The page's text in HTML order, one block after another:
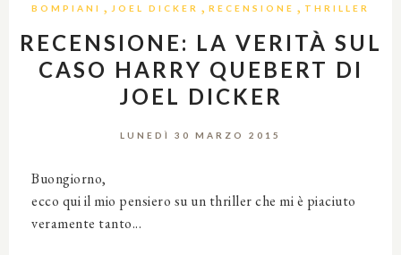
BOMPIANI , JOEL DICKER , RECENSIONE , THRILLER
RECENSIONE: LA VERITÀ SUL
CASO HARRY QUEBERT DI
JOEL DICKER
LUNEDÌ 30 MARZO 2015
Buongiorno,
ecco qui il mio pensiero su un thriller che mi è piaciuto
veramente tanto...